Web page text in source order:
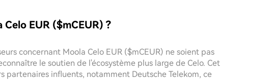
EUR ($mCEUR) ?
concernant Moola Celo EUR ($mCEUR) ne soient pas
le soutien de l'écosystème plus large de Celo. Cet
partenaires influents, notamment Deutsche Telekom, ce